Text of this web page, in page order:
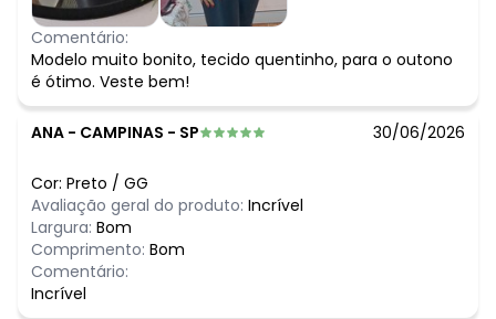
Comentário:
Modelo muito bonito, tecido quentinho, para o outono
é ótimo. Veste bem!
ANA - CAMPINAS - SP 30/06/2026
Cor: Preto / GG
Avaliação geral do produto: Incrível
Largura: Bom
Comprimento: Bom
Comentário:
Incrível